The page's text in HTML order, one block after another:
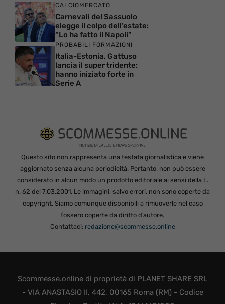
CALCIOMERCATO
Carnevali del Sassuolo
elegge il colpo dell’estate:
“Lo ha fatto il Napoli”
PROBABILI FORMAZIONI
Italia-Estonia, Gattuso
lancia il super tridente:
hanno iniziato forte in
Serie A
Questo sito non rappresenta una testata giornalistica e viene
aggiornato senza alcuna periodicità. Pertanto, non può essere
considerato in alcun modo un prodotto editoriale ai sensi della L.
n. 62 del 7.03.2001. Le immagini, salvo errori, non sono coperte da
copyright. Siamo comunque disponibili a rimuoverle nel caso
fossero coperte da diritto d’autore.
Contattaci: redazione@scommesse.online
Scommesse.online di proprietà di PLANET SHARE SRL
- VIA ANASTASIO II, 442, 00165 Roma (RM) - Codice